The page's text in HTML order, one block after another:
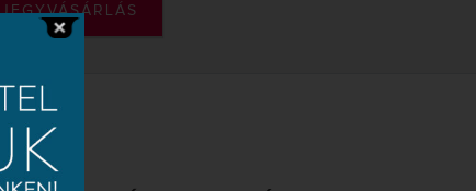
JEGYVÁSÁRLÁS